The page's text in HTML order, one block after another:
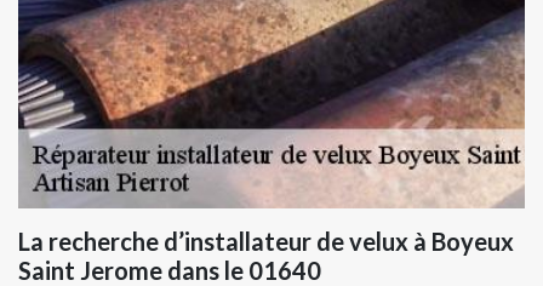
La recherche d’installateur de velux à Boyeux
Saint Jerome dans le 01640